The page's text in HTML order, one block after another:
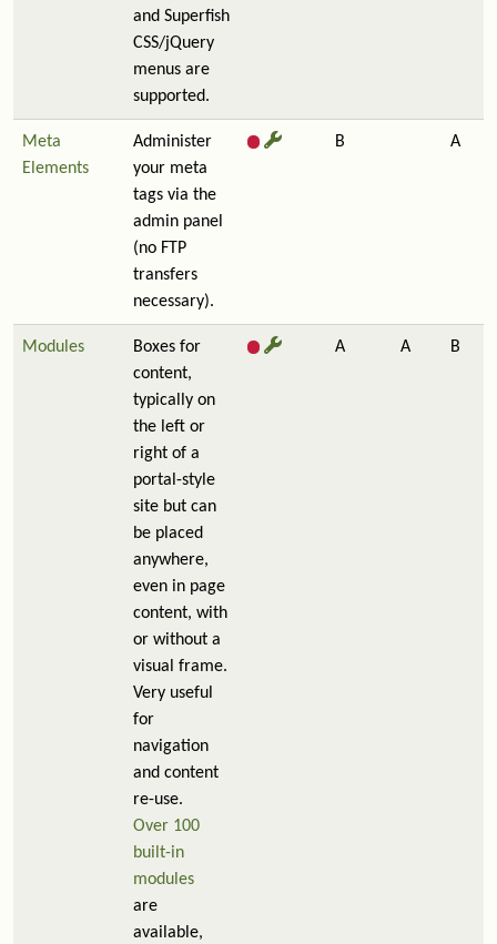
and Superfish
CSS/jQuery
menus are
supported.
Meta
Elements
Administer
your meta
tags via the
admin panel
(no FTP
transfers
necessary).
B A
Modules
Boxes for
content,
typically on
the left or
right of a
portal-style
site but can
be placed
anywhere,
even in page
content, with
or without a
visual frame.
Very useful
for
navigation
and content
re-use.
Over 100
built-in
modules
are
available,
A A B